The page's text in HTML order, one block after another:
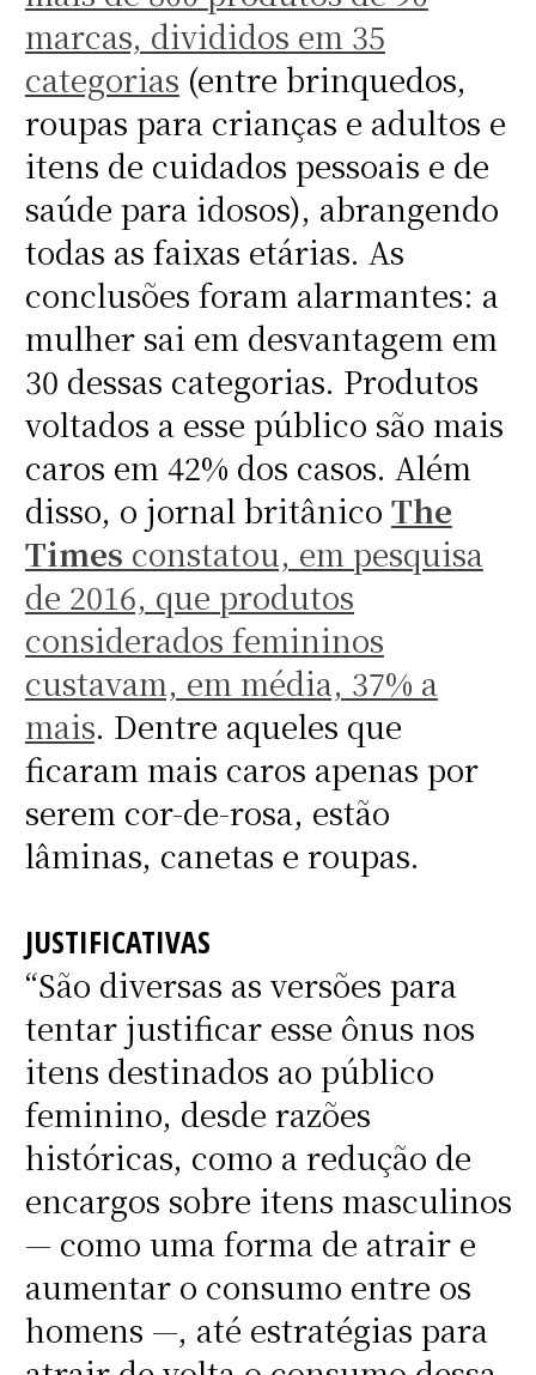
marcas, divididos em 35
categorias (entre brinquedos,
roupas para crianças e adultos e
itens de cuidados pessoais e de
saúde para idosos), abrangendo
todas as faixas etárias. As
conclusões foram alarmantes: a
mulher sai em desvantagem em
30 dessas categorias. Produtos
voltados a esse público são mais
caros em 42% dos casos. Além
disso, o jornal britânico The
Times constatou, em pesquisa
de 2016, que produtos
considerados femininos
custavam, em média, 37% a
mais. Dentre aqueles que
ficaram mais caros apenas por
serem cor-de-rosa, estão
lâminas, canetas e roupas.
JUSTIFICATIVAS
“São diversas as versões para
tentar justificar esse ônus nos
itens destinados ao público
feminino, desde razões
históricas, como a redução de
encargos sobre itens masculinos
— como uma forma de atrair e
aumentar o consumo entre os
homens —, até estratégias para